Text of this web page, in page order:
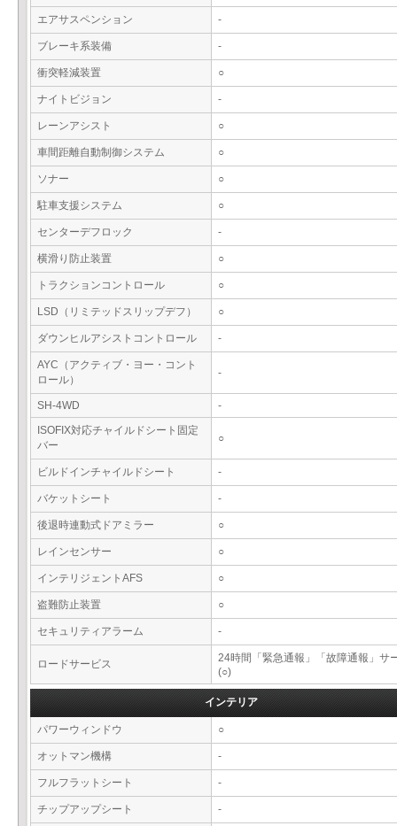
エアサスペンション -
ブレーキ系装備 -
衝突軽減装置 ○
ナイトビジョン -
レーンアシスト ○
車間距離自動制御システム ○
ソナー ○
駐車支援システム ○
センターデフロック -
横滑り防止装置 ○
トラクションコントロール ○
LSD（リミテッドスリップデフ） ○
ダウンヒルアシストコントロール -
AYC（アクティブ・ヨー・コント
ロール）
-
SH-4WD
-
ISOFIX対応チャイルドシート固定
バー
○
ビルドインチャイルドシート -
バケットシート -
後退時連動式ドアミラー ○
レインセンサー ○
インテリジェントAFS ○
盗難防止装置 ○
セキュリティアラーム -
ロードサービス
24時間「緊急通報」「故障通報」サ
(○)
インテリア
パワーウィンドウ ○
オットマン機構 -
フルフラットシート -
チップアップシート -